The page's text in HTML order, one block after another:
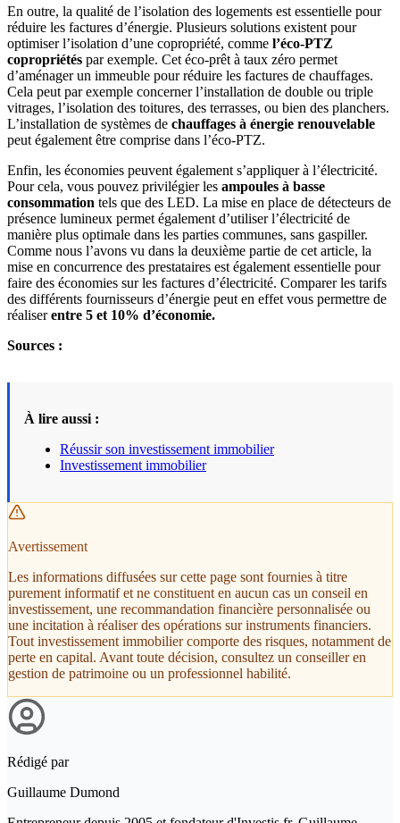
En outre, la qualité de l’isolation des logements est essentielle pour
réduire les factures d’énergie. Plusieurs solutions existent pour
optimiser l’isolation d’une copropriété, comme l’éco-PTZ
copropriétés par exemple. Cet éco-prêt à taux zéro permet
d’aménager un immeuble pour réduire les factures de chauffages.
Cela peut par exemple concerner l’installation de double ou triple
vitrages, l’isolation des toitures, des terrasses, ou bien des planchers.
L’installation de systèmes de chauffages à énergie renouvelable
peut également être comprise dans l’éco-PTZ.
Enfin, les économies peuvent également s’appliquer à l’électricité.
Pour cela, vous pouvez privilégier les ampoules à basse
consommation tels que des LED. La mise en place de détecteurs de
présence lumineux permet également d’utiliser l’électricité de
manière plus optimale dans les parties communes, sans gaspiller.
Comme nous l’avons vu dans la deuxième partie de cet article, la
mise en concurrence des prestataires est également essentielle pour
faire des économies sur les factures d’électricité. Comparer les tarifs
des différents fournisseurs d’énergie peut en effet vous permettre de
réaliserentre 5 et 10% d’économie.
Sources :
À lire aussi :
Réussir son investissement immobilier
Investissement immobilier
Avertissement
Les informations diffusées sur cette page sont fournies à titre
purement informatif et ne constituent en aucun cas un conseil en
investissement, une recommandation financière personnalisée ou
une incitation à réaliser des opérations sur instruments financiers.
Tout investissement immobilier comporte des risques, notamment de
perte en capital. Avant toute décision, consultez un conseiller en
gestion de patrimoine ou un professionnel habilité.
Rédigé par
Guillaume Dumond